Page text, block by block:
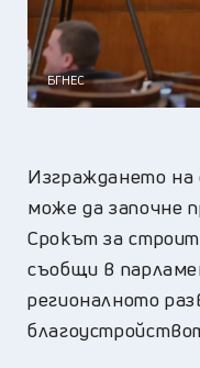
БГНЕС
Изграждането
може да започне
Срокът за
съобщи в
регионалното